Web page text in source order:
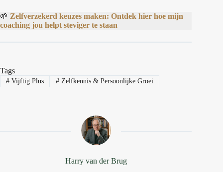
🌱 Zelfverzekerd keuzes maken: Ontdek hier hoe mijn
coaching jou helpt steviger te staan
Tags
#Vijftig Plus #Zelfkennis & Persoonlijke Groei
Harry van der Brug